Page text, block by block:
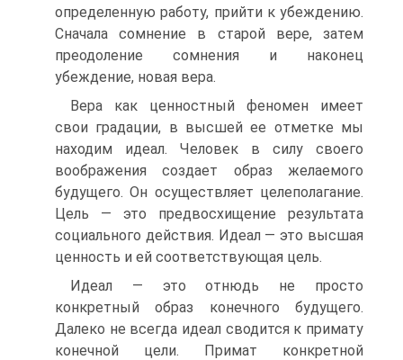
определенную работу, прийти к убеждению.
Сначала сомнение в старой вере, затем
преодоление сомнения и наконец
убеждение, новая вера.
Вера как ценностный феномен имеет
свои градации, в высшей ее отметке мы
находим идеал. Человек в силу своего
воображения создает образ желаемого
будущего. Он осуществляет целеполагание.
Цель — это предвосхищение результата
социального действия. Идеал — это высшая
ценность и ей соответствующая цель.
Идеал — это отнюдь не просто
конкретный образ конечного будущего.
Далеко не всегда идеал сводится к примату
конечной цели. Примат конкретной